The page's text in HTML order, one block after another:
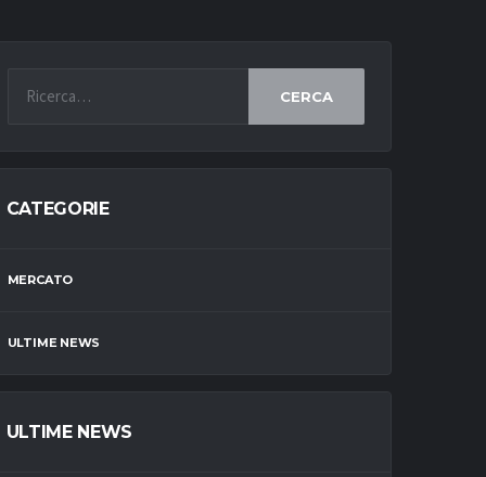
CERCA
CATEGORIE
MERCATO
ULTIME NEWS
ULTIME NEWS